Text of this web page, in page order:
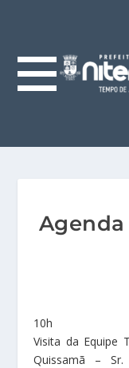
Agenda
10h
Visita da Equipe
Quissamã –